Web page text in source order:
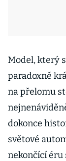
Model, který
paradoxně
na přelomu
dokonce
světové
nekončící éru